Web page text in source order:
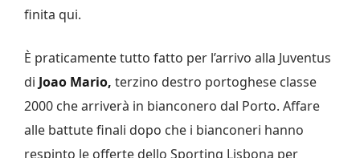
finita qui.
È praticamente tutto fatto per l’arrivo alla Juventus
di Joao Mario, terzino destro portoghese classe
2000 che arriverà in bianconero dal Porto. Affare
alle battute finali dopo che i bianconeri hanno
respinto le offerte dello Sporting Lisbona per